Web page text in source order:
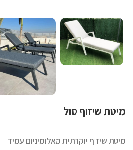
מיטת שיזוף סול
מיטת שיזוף יוקרתית מאלומיניום עמיד